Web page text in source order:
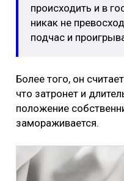
происходить и в
никак не
подчас и
Более того, он
что затронет и
положение
замораживается.